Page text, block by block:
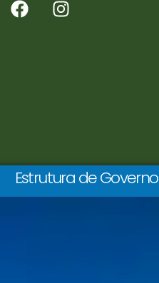
Estrutura de Governo